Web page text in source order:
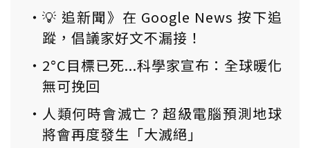
💡 追新聞》在 Google News 按下追
蹤，倡議家好文不漏接！
2°C目標已死...科學家宣布：全球暖化
無可挽回
人類何時會滅亡？超級電腦預測地球
將會再度發生「大滅絕」